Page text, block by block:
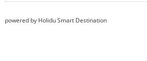
powered by Holidu Smart Destination